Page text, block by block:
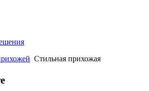
Стильная прихожая